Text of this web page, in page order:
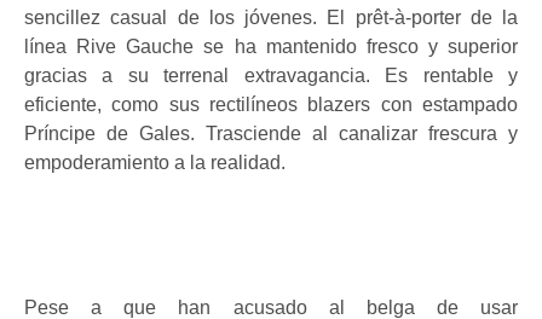
sencillez casual de los jóvenes. El prêt-à-porter de la
línea Rive Gauche se ha mantenido fresco y superior
gracias a su terrenal extravagancia. Es rentable y
eficiente, como sus rectilíneos blazers con estampado
Príncipe de Gales. Trasciende al canalizar frescura y
empoderamiento a la realidad.
Pese a que han acusado al belga de usar